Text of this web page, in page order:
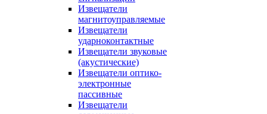
Извещатели
магнитоуправляемые
Извещатели
ударноконтактные
Извещатели звуковые
(акустические)
Извещатели оптико-
электронные
пассивные
Извещатели